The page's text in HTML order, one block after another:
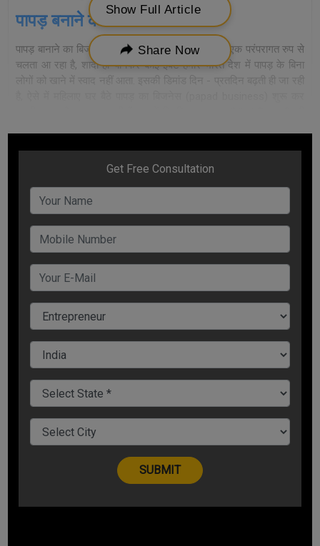
पापड़ बनाने का कारोबार:-
पापड़ बानाने का बिजनेस (papad making business) एक परंपरागत रुप से
चलता आ रहा है, शादी हो या फिर कोई इवेंट हमारे भारत देश में पापड़ के बिना
लोगों को खाने में स्वाद नहीं आता. इसकी डिमांड दिन - प्रतदिन बढ़ती ही जा रही
फूलों का बिजनेस:
शादियों का सीजन हो या कोई त्यौहार फूलों की डिमांड हमेशा रहती है. इसके
अलावा फूलों का इस्तेमाल रोजाना भगवान की पूजा करते समय में किया जाता है।
फूलों का बिजनेस (Flower business) बहुत ही कम पैसे में शुरू किया जा
सकता है,ग्रामीण महिलाओं (Rural women) के लिए ये बिजनेस काफी ज्यादा
फायदेमंद साबित हो सकता है. क्योंकि गांव में तरह - तरह के फूलों के पौधे लगाए
जाते हैं , जिसे शहर में बेचकर अच्छा पैसा कमा सकते हैं.
महिलाए इन बिजनेस को शुरू कर घर बैठे काफी अच्छा पैसा कमा सकती हैं.
इसके लिए ज्यादा पैसों की जरुरत नहीं पड़ेगी, और बताए गए इन बिजनेस की
Share Now
Tags:
Flower business Lijjat Papad
Papad Making Business Rural women
Show Full Article
Share Now